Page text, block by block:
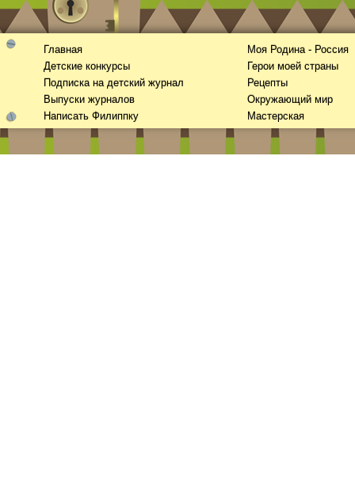
Главная
Детские конкурсы
Подписка на детский журнал
Выпуски журналов
Написать Филиппку
Моя Родина - Россия
Герои моей страны
Рецепты
Окружающий мир
Мастерская